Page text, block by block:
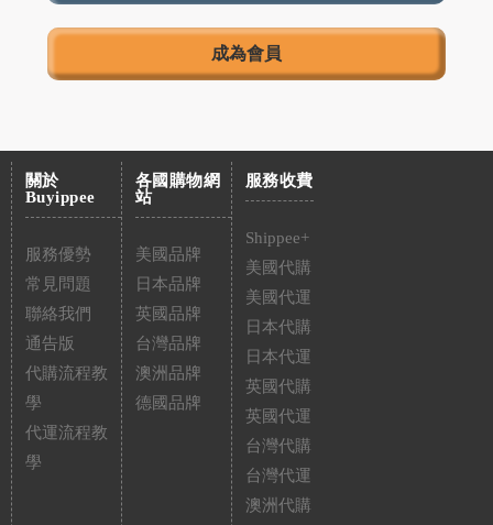
成為會員
關於
Buyippee
服務優勢
常見問題
聯絡我們
通告版
代購流程教
學
代運流程教
學
各國購物網
站
美國品牌
日本品牌
英國品牌
台灣品牌
澳洲品牌
德國品牌
服務收費
Shippee+
美國代購
美國代運
日本代購
日本代運
英國代購
英國代運
台灣代購
台灣代運
澳洲代購